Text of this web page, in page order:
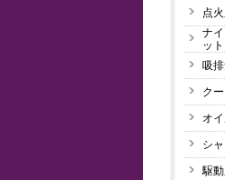
点
ナ
ット
吸
ク
オ
シ
駆